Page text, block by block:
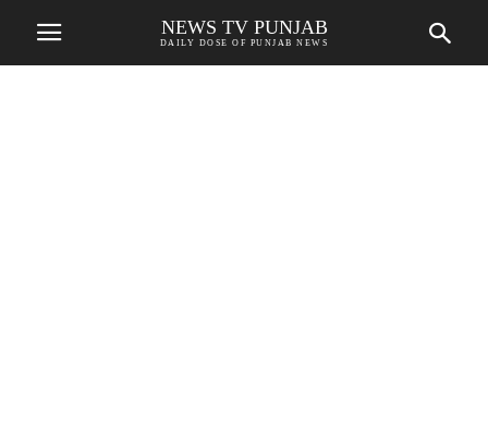
NEWS TV PUNJAB
DAILY DOSE OF PUNJAB NEWS